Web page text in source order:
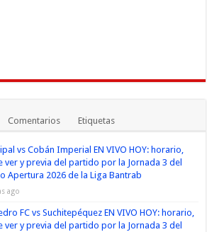
Comentarios Etiquetas
vs Cobán Imperial EN VIVO HOY: horario,
ver y previa del partido por la Jornada 3 del
Apertura 2026 de la Liga Bantrab
ago
FC vs Suchitepéquez EN VIVO HOY: horario,
ver y previa del partido por la Jornada 3 del